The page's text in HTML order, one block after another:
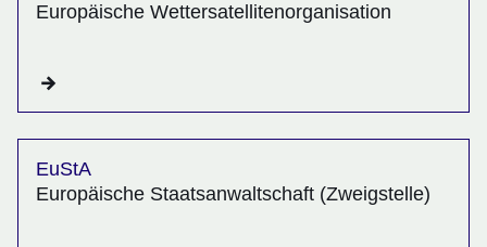
Europäische Wettersatellitenorganisation
EuStA
Europäische Staatsanwaltschaft (Zweigstelle)